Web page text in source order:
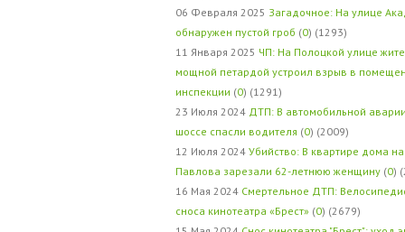
06 Февраля 2025 Загадочное: На улице
обнаружен пустой гроб (0) (1293)
11 Января 2025 ЧП: На Полоцкой улице
мощной петардой устроил взрыв в
инспекции (0) (1291)
23 Июля 2024 ДТП: В автомобильной
шоссе спасли водителя (0) (2009)
12 Июля 2024 Убийство: В квартире дома
Павлова зарезали 62-летнюю женщину (0)
16 Мая 2024 Смертельное ДТП:
сноса кинотеатра «Брест» (0) (2679)